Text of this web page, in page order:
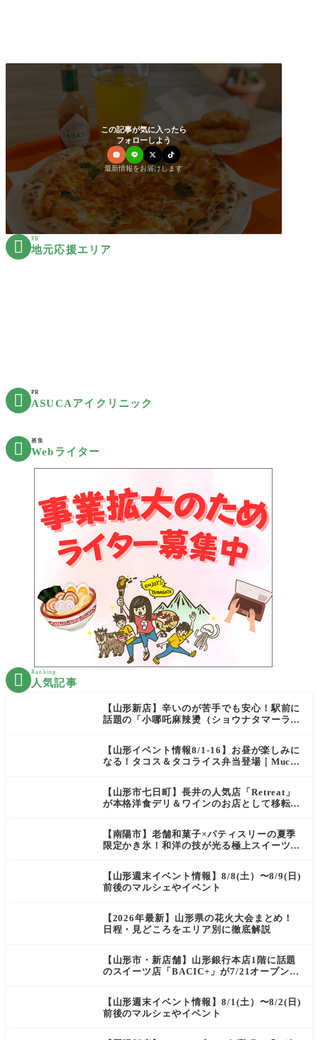
この記事が気に入ったら
フォローしよう
最新情報をお届けします
 PR
地元応援エリア
 PR
ASUCAアイクリニック
 募集
Webライター
 Ranking
人気記事
【山形新店】辛いのが苦手でも安心！駅前に
話題の「小哪吒麻辣燙（ショウナタマーラー
【山形イベント情報8/1-16】お昼が楽しみに
なる！タコス＆タコライス弁当登場｜Mucha
【山形市七日町】長井の人気店「Retreat」
が本格洋食デリ＆ワインのお店として移転オ
【南陽市】老舗和菓子×パティスリーの夏季
限定かき氷！和洋の技が光る極上スイーツ｜
【山形週末イベント情報】8/8(土）〜8/9(日)
前後のマルシェやイベント
【2026年最新】山形県の花火大会まとめ！
日程・見どころをエリア別に徹底解説
【山形市・新店舗】山形銀行本店1階に話題
のスイーツ店「BACIC+」が7/21オープン！
【山形週末イベント情報】8/1(土）〜8/2(日)
前後のマルシェやイベント